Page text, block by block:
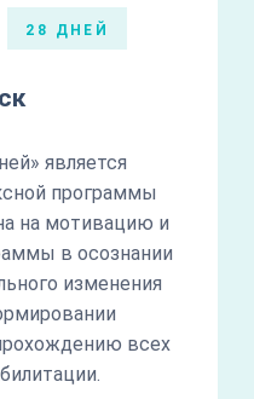
28 ДНЕЙ
является
программы
на мотивацию и
в осознании
изменения
всех